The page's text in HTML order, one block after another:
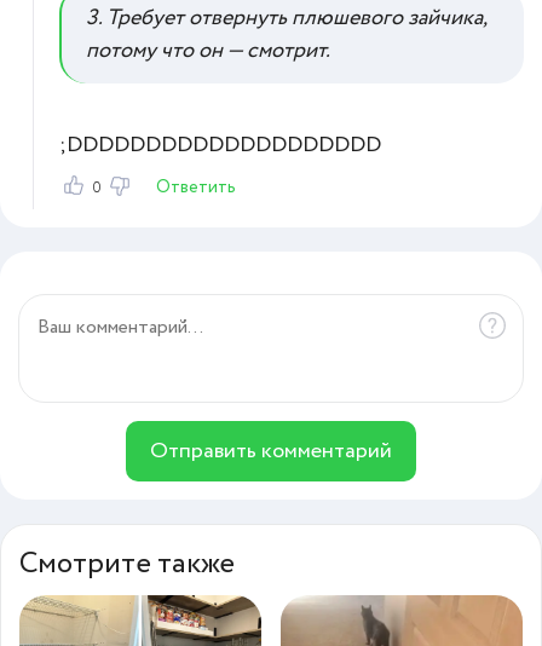
3. Требует отвернуть плюшевого зайчика,
потому что он — смотрит.
;DDDDDDDDDDDDDDDDDDDD
0 Ответить
Отправить комментарий
Смотрите также